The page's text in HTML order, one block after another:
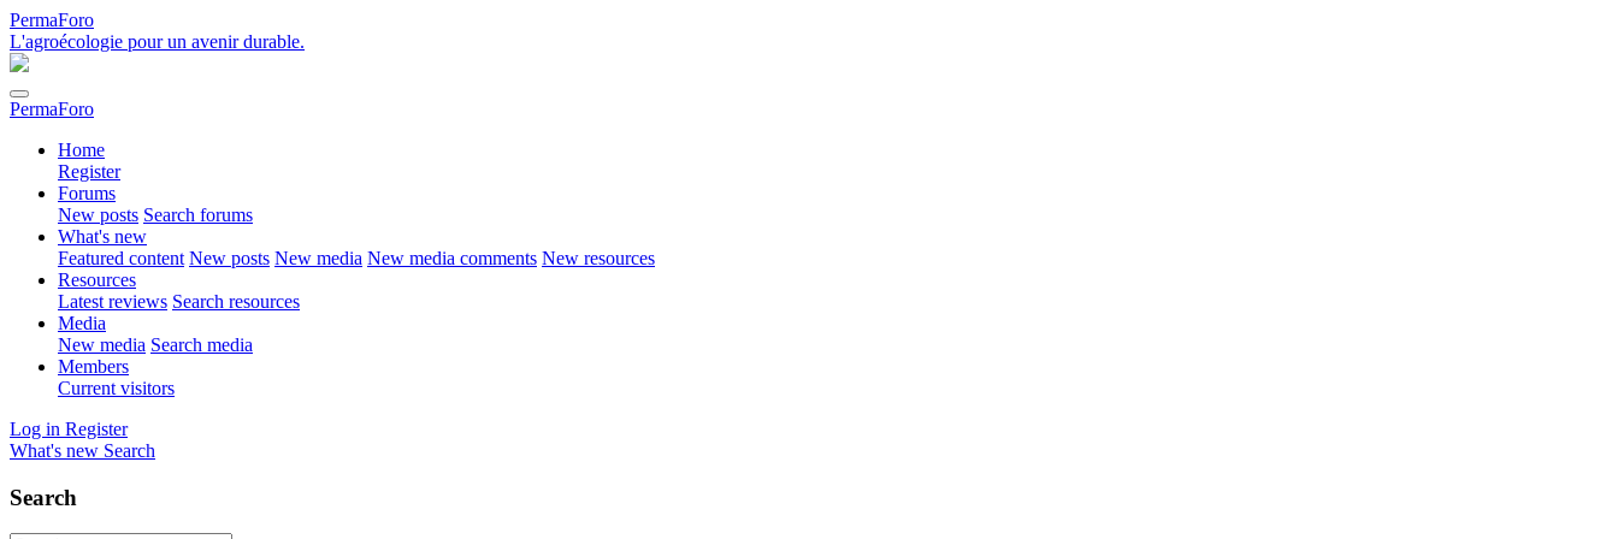
PermaForo
L'agroécologie pour un avenir durable.
PermaForo
Home
Register
Forums
New posts Search forums
What's new
Featured content New posts New media New media comments New resources
Resources
Latest reviews Search resources
Media
New media Search media
Members
Current visitors
Log in Register
What's new Search
Search